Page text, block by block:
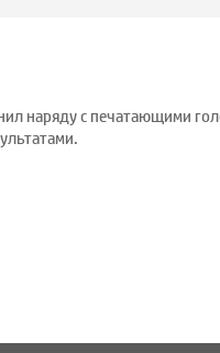
наряду с печатающими